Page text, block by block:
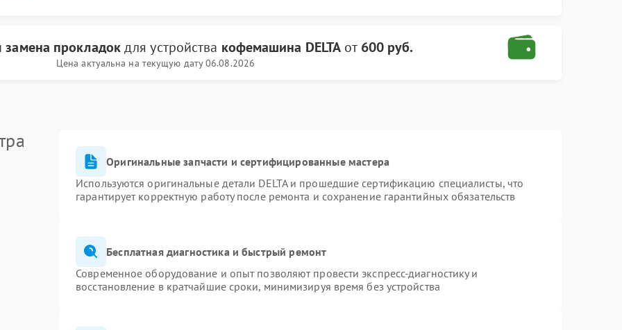
замена прокладокдля устройства кофемашина DELTA от 600 руб.
Цена актуальна на текущую дату 06.08.2026
Оригинальные запчасти и сертифицированные мастера
Используются оригинальные детали DELTA и прошедшие сертификацию специалисты, что
гарантирует корректную работу после ремонта и сохранение гарантийных обязательств
Бесплатная диагностика и быстрый ремонт
Современное оборудование и опыт позволяют провести экспресс-диагностику и
восстановление в кратчайшие сроки, минимизируя время без устройства